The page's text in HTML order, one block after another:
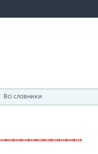
Всі словники